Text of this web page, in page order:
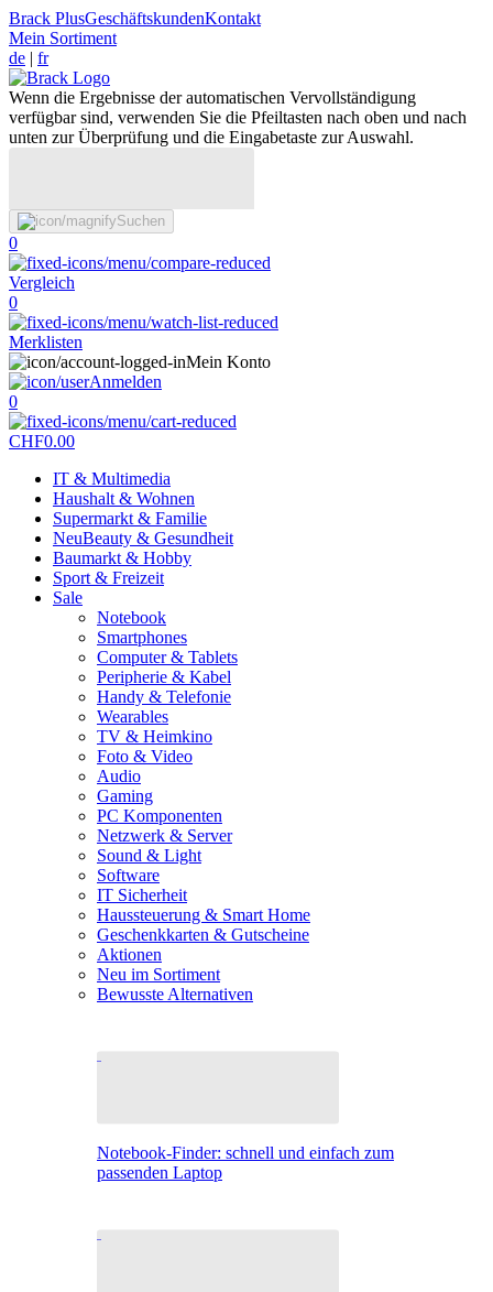
Brack PlusGeschäftskundenKontakt
Mein Sortiment
de | fr
Wenn die Ergebnisse der automatischen Vervollständigung
verfügbar sind, verwenden Sie die Pfeiltasten nach oben und nach
unten zur Überprüfung und die Eingabetaste zur Auswahl.
Suchen
0
Vergleich
0
Merklisten
Mein Konto
Anmelden
0
CHF0.00
IT & Multimedia
Haushalt & Wohnen
Supermarkt & Familie
NeuBeauty & Gesundheit
Baumarkt & Hobby
Sport & Freizeit
Sale
Notebook
Smartphones
Computer & Tablets
Peripherie & Kabel
Handy & Telefonie
Wearables
TV & Heimkino
Foto & Video
Audio
Gaming
PC Komponenten
Netzwerk & Server
Sound & Light
Software
IT Sicherheit
Haussteuerung & Smart Home
Geschenkkarten & Gutscheine
Aktionen
Neu im Sortiment
Bewusste Alternativen
Notebook-Finder: schnell und einfach zum
passenden Laptop